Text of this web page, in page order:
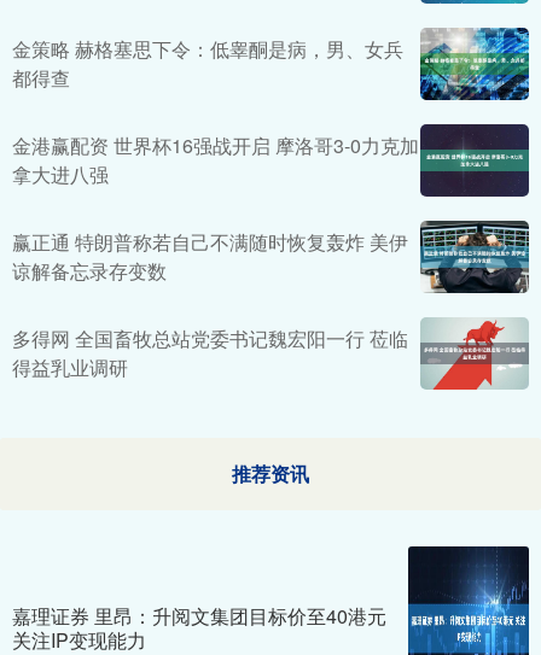
金策略 赫格塞思下令：低睾酮是病，男、女兵
都得查
金港赢配资 世界杯16强战开启 摩洛哥3-0力克加
拿大进八强
赢正通 特朗普称若自己不满随时恢复轰炸 美伊
谅解备忘录存变数
多得网 全国畜牧总站党委书记魏宏阳一行 莅临
得益乳业调研
推荐资讯
嘉理证券 里昂：升阅文集团目标价至40港元
关注IP变现能力